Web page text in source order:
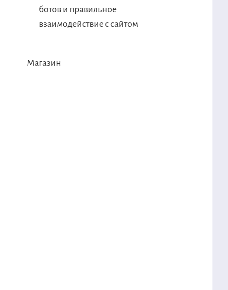
ботов и правильное
взаимодействие с сайтом
Магазин